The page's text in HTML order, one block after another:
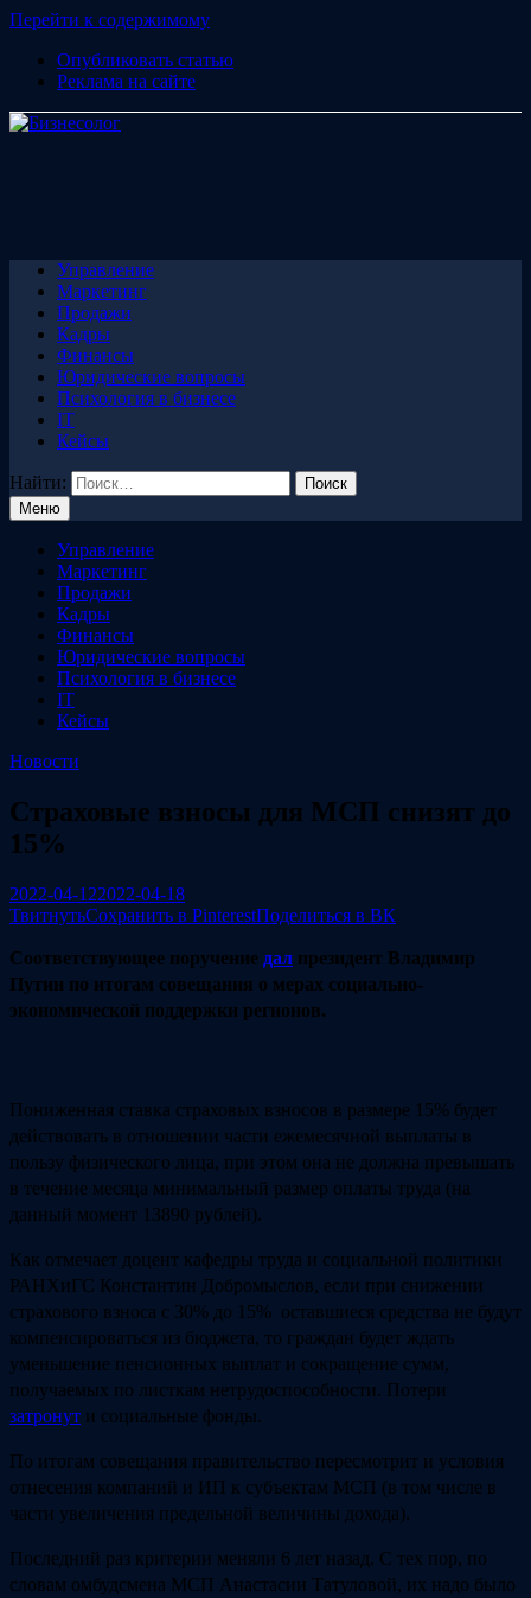
Перейти к содержимому
Опубликовать статью
Реклама на сайте
Управление
Маркетинг
Продажи
Кадры
Финансы
Юридические вопросы
Психология в бизнесе
IT
Кейсы
Найти:
Меню
Управление
Маркетинг
Продажи
Кадры
Финансы
Юридические вопросы
Психология в бизнесе
IT
Кейсы
Новости
Страховые взносы для МСП снизят до
15%
2022-04-122022-04-18
ТвитнутьСохранить в PinterestПоделиться в ВК
Соответствующее поручение дал президент Владимир
Путин по итогам совещания о мерах социально-
экономической поддержки регионов.
Пониженная ставка страховых взносов в размере 15% будет
действовать в отношении части ежемесячной выплаты в
пользу физического лица, при этом она не должна превышать
в течение месяца минимальный размер оплаты труда (на
данный момент 13890 рублей).
Как отмечает доцент кафедры труда и социальной политики
РАНХиГС Константин Добромыслов, если при снижении
страхового взноса с 30% до 15% оставшиеся средства не будут
компенсироваться из бюджета, то граждан будет ждать
уменьшение пенсионных выплат и сокращение сумм,
получаемых по листкам нетрудоспособности. Потери
затронут и социальные фонды.
По итогам совещания правительство пересмотрит и условия
отнесения компаний и ИП к субъектам МСП (в том числе в
части увеличения предельной величины дохода).
Последний раз критерии меняли 6 лет назад. С тех пор, по
словам омбудсмена МСП Анастасии Татуловой, их надо было